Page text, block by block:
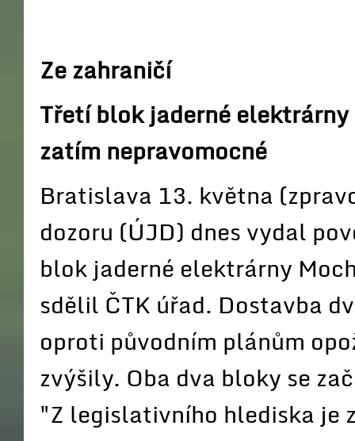
Ze zahraničí
Třetí blok jaderné
zatím nepravomocné
Bratislava 13. května
dozoru (ÚJD) dnes vydal
blok jaderné elektrárny
sdělil ČTK úřad. Dostavba
oproti původním plánům
zvýšily. Oba dva bloky se
"Z legislativního hlediska je